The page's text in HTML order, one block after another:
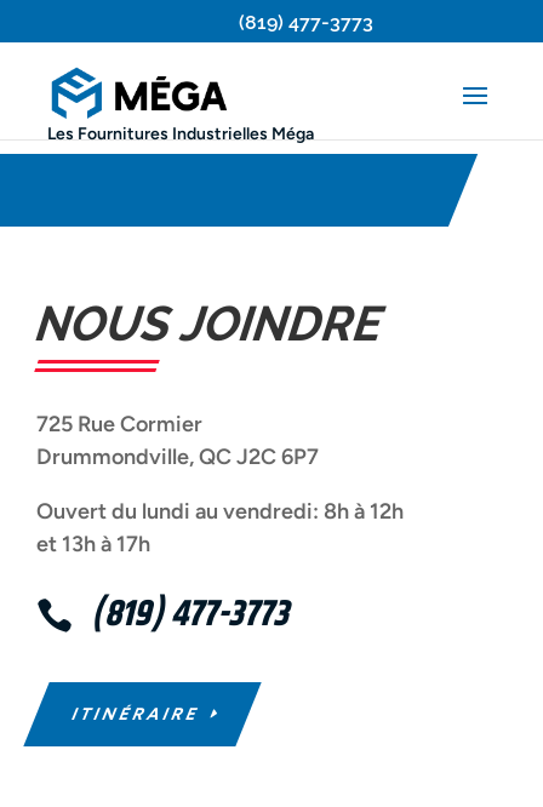
(819) 477-3773
Les Fournitures Industrielles Méga
NOUS JOINDRE
725 Rue Cormier
Drummondville, QC J2C 6P7
Ouvert du lundi au vendredi: 8h à 12h
et 13h à 17h
 (819) 477-3773
ITINÉRAIRE